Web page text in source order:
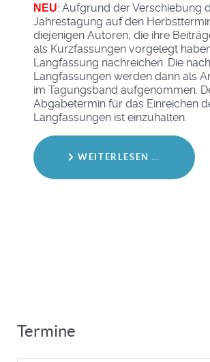
NEU: Aufgrund der Verschiebung
Jahrestagung auf den
diejenigen Autoren, die ihre
als Kurzfassungen vorgelegt
Langfassung nachreichen. Die
Langfassungen werden dann als
im Tagungsband aufgenommen.
Abgabetermin für das Einreichen
Langfassungen ist einzuhalten.
WEITERLESEN …
Termine